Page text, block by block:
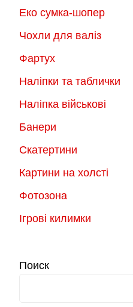
Еко сумка-шопер
Чохли для валіз
Фартух
Наліпки та таблички
Наліпка військові
Банери
Скатертини
Картини на холсті
Фотозона
Ігрові килимки
Поиск